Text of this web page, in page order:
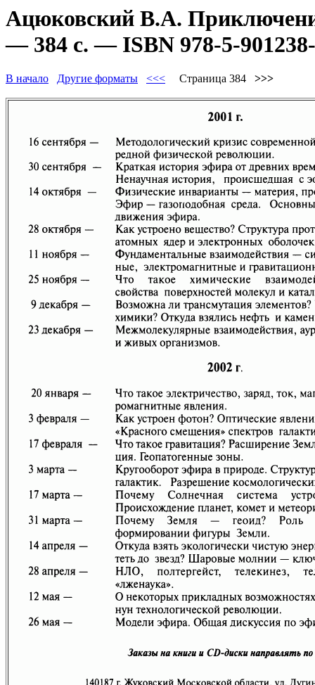
Ацюковский В.А.
— 384 с. — ISBN 978-5-
В начало Другие форматы <<< Страница 384 >>>